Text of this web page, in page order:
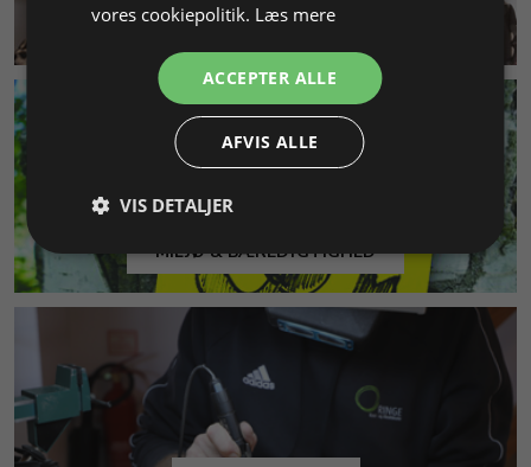
KUNDESERVICE
MILJØ & BÆREDYGTIGHED
vores cookiepolitik. Læs mere
ACCEPTER ALLE
AFVIS ALLE
VIS DETALJER